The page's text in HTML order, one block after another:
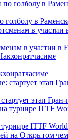
голболу в
в участии
этап
ITTF